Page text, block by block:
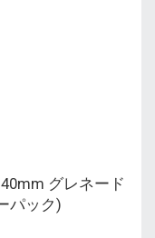
40mm グレネード
パック)